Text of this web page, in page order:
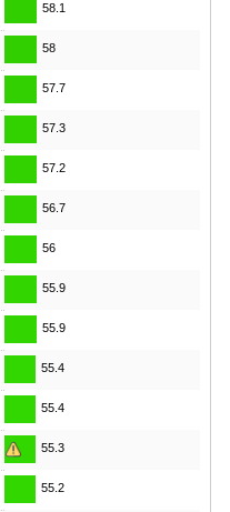
58.1
58
57.7
57.3
57.2
56.7
56
55.9
55.9
55.4
55.4
55.3
55.2